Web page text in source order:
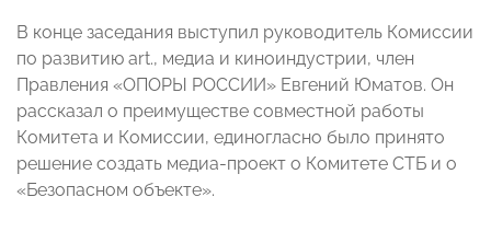
В конце заседания выступил руководитель Комиссии
по развитию art., медиа и киноиндустрии, член
Правления «ОПОРЫ РОССИИ» Евгений Юматов. Он
рассказал о преимуществе совместной работы
Комитета и Комиссии, единогласно было принято
решение создать медиа-проект о Комитете СТБ и о
«Безопасном объекте».